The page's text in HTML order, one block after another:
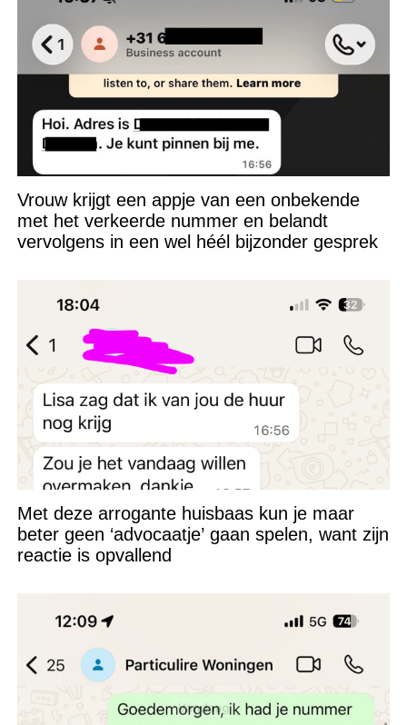
Vrouw krijgt een appje van een onbekende
met het verkeerde nummer en belandt
vervolgens in een wel héél bijzonder gesprek
Met deze arrogante huisbaas kun je maar
beter geen ‘advocaatje’ gaan spelen, want zijn
reactie is opvallend